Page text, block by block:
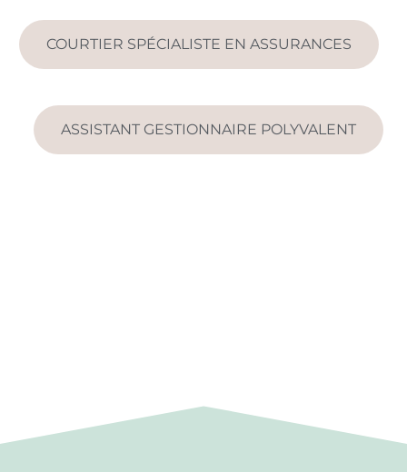
COURTIER SPÉCIALISTE EN ASSURANCES
ASSISTANT GESTIONNAIRE POLYVALENT